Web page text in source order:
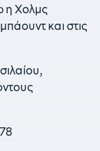
η Χολμς
και στις